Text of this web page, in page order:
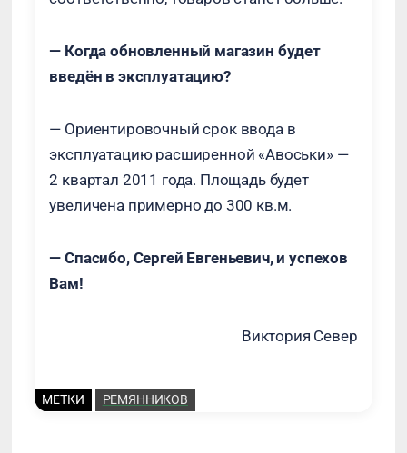
— Когда обновленный магазин будет
введён в эксплуатацию?
— Ориентировочный срок ввода в
эксплуатацию расширенной «Авоськи» —
2 квартал 2011 года. Площадь будет
увеличена примерно до 300 кв.м.
— Спасибо, Сергей Евгеньевич, и успехов
Вам!
Виктория Север
МЕТКИ РЕМЯННИКОВ